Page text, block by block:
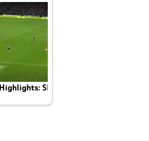
Highlights: Skotland - Danmark 4-2